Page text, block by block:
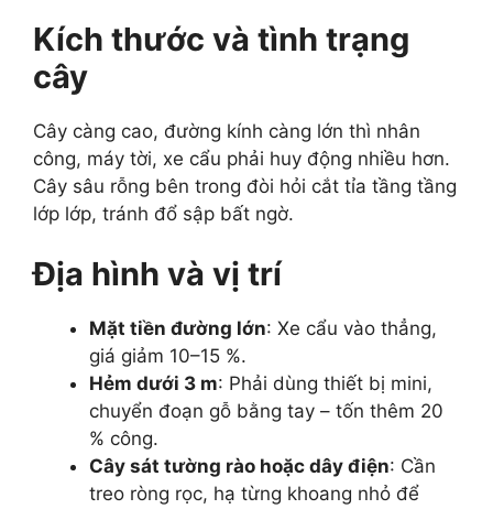
Kích thước và tình trạng
cây
Cây càng cao, đường kính càng lớn thì nhân
công, máy tời, xe cẩu phải huy động nhiều hơn.
Cây sâu rỗng bên trong đòi hỏi cắt tỉa tầng tầng
lớp lớp, tránh đổ sập bất ngờ.
Địa hình và vị trí
Mặt tiền đường lớn: Xe cẩu vào thẳng,
giá giảm 10–15 %.
Hẻm dưới 3 m: Phải dùng thiết bị mini,
chuyển đoạn gỗ bằng tay – tốn thêm 20
% công.
Cây sát tường rào hoặc dây điện: Cần
treo ròng rọc, hạ từng khoang nhỏ để